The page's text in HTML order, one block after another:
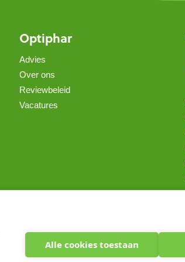
Alle cookies toestaan
Optiphar
Advies
Over ons
Reviewbeleid
Vacatures